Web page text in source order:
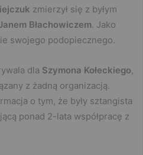
zmierzył się z byłym
Błachowiczem. Jako
swojego podopiecznego.
dla Szymona Kołeckiego,
z żadną organizacją.
o tym, że były sztangista
ponad 2-lata współpracę z